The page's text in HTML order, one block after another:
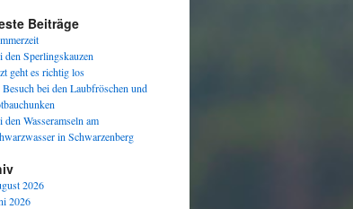
Beiträge
den Sperlingskauzen
geht es richtig los
bei den Laubfröschen und
den Wasseramseln am
in Schwarzenberg
2026
2026